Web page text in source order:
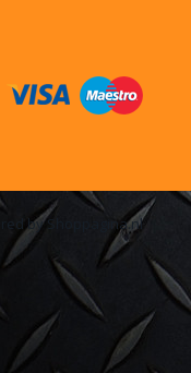
by Shoppagina.nl